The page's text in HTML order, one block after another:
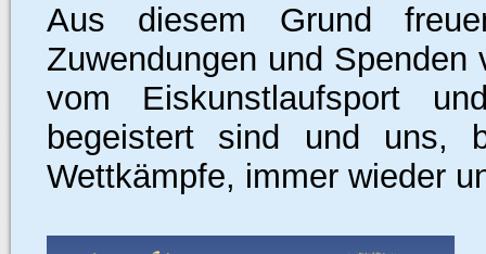
Aus diesem Grund
Zuwendungen und
vom Eiskunstlaufsport
begeistert sind und uns,
Wettkämpfe, immer wieder